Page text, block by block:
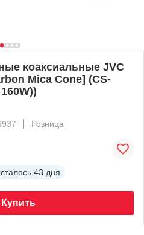
коаксиальные JVC
Mica Cone] (CS-
Розница
43 дня
Купить